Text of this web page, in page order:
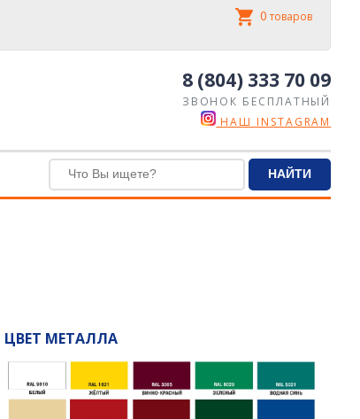
0 товаров
8 (804) 333 70 09
ЗВОНОК БЕСПЛАТНЫЙ
НАШ INSTAGRAM
ЦВЕТ МЕТАЛЛА